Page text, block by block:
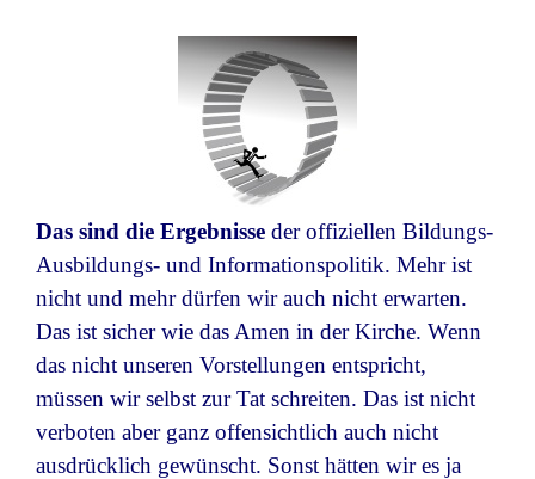
Das sind die Ergebnisse der offiziellen Bildungs-
Ausbildungs- und Informationspolitik. Mehr ist
nicht und mehr dürfen wir auch nicht erwarten.
Das ist sicher wie das Amen in der Kirche. Wenn
das nicht unseren Vorstellungen entspricht,
müssen wir selbst zur Tat schreiten. Das ist nicht
verboten aber ganz offensichtlich auch nicht
ausdrücklich gewünscht. Sonst hätten wir es ja